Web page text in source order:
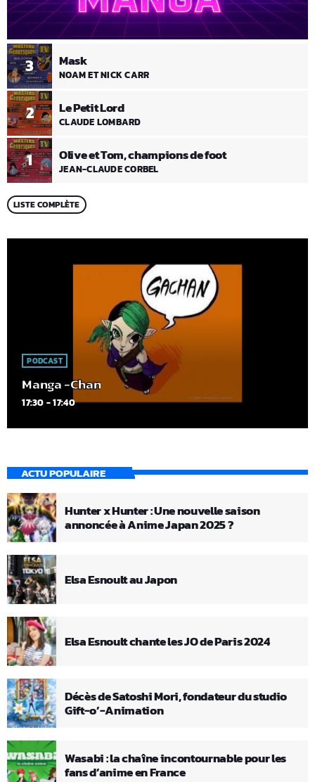
1 Olive et Tom, champions de foot
JEAN-CLAUDE CORBEL
2 Le Petit Lord
CLAUDE LOMBARD
3 Mask
NOAM ET NICK CARR
LISTE COMPLÈTE
PODCAST
Manga -Chan
17:30 - 17:40
ACTU POPULAIRE
Hunter x Hunter : Une nouvelle saison
annoncée à Anime Japan 2025 ?
Elsa Esnoult au Japon
Elsa Esnoult chante les JO de Paris 2024
Décès de Satoshi Mori, fondateur du studio
Gift-o’-Animation
Wasabi : la chaîne incontournable pour les
fans d’anime en France